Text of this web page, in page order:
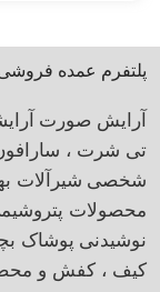
پلتفرم عمده
آرایش صورت
تی شرت ،
شخصی شیرآلات
محصولات
نوشیدنی پوشاک
کیف ، کفش و